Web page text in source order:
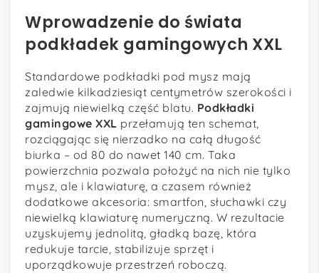
Wprowadzenie do świata
podkładek gamingowych XXL
Standardowe podkładki pod mysz mają
zaledwie kilkadziesiąt centymetrów szerokości i
zajmują niewielką część blatu. Podkładki
gamingowe XXL przełamują ten schemat,
rozciągając się nierzadko na całą długość
biurka – od 80 do nawet 140 cm. Taka
powierzchnia pozwala położyć na nich nie tylko
mysz, ale i klawiaturę, a czasem również
dodatkowe akcesoria: smartfon, słuchawki czy
niewielką klawiaturę numeryczną. W rezultacie
uzyskujemy jednolitą, gładką bazę, która
redukuje tarcie, stabilizuje sprzęt i
uporządkowuje przestrzeń roboczą.